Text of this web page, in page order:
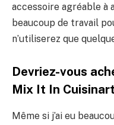
accessoire agréable à
beaucoup de travail
n’utiliserez que
Devriez-vous
Mix It In
Même si j’ai eu